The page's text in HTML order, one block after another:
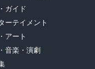
ガイド
ーテイメント
アート
音楽・演劇